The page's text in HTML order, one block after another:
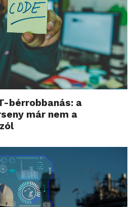
bérrobbanás: a
már nem a